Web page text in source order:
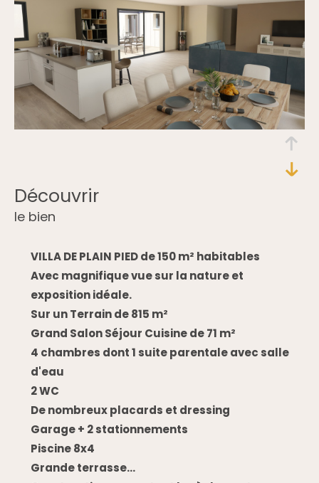
découvrir
le bien
VILLA DE PLAIN PIED de 150 m² habitables
Avec magnifique vue sur la nature et
exposition idéale.
Sur un Terrain de 815 m²
Grand Salon Séjour Cuisine de 71 m²
4 chambres dont 1 suite parentale avec salle
d'eau
2 WC
De nombreux placards et dressing
Garage + 2 stationnements
Piscine 8x4
Grande terrasse...